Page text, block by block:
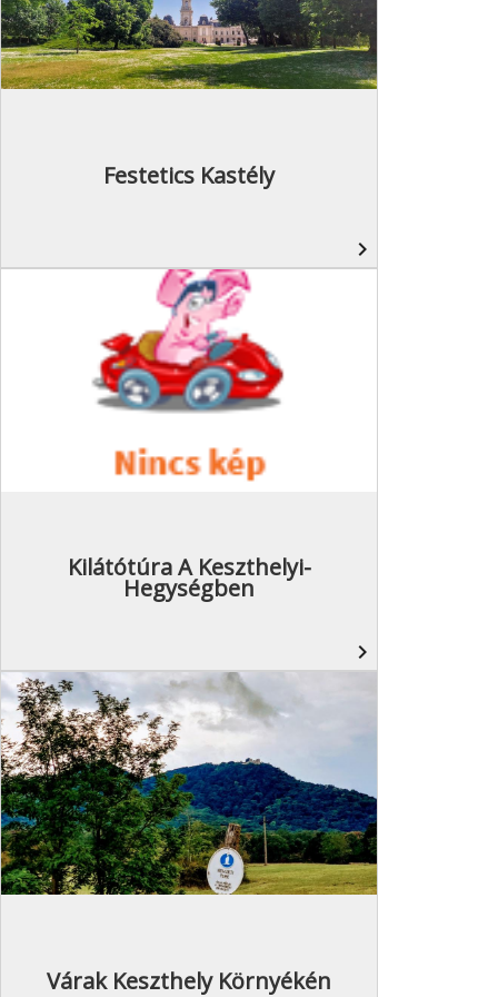
Festetics Kastély
navigate_next
Kilátótúra A Keszthelyi-
Hegységben
navigate_next
Várak Keszthely Környékén